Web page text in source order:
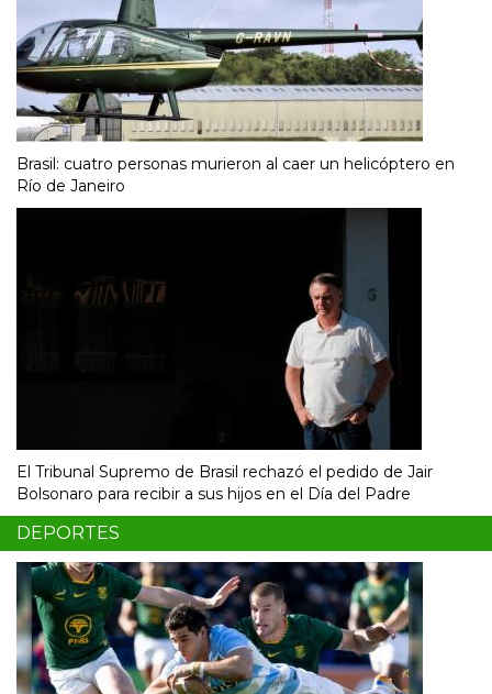
Brasil: cuatro personas murieron al caer un helicóptero en
Río de Janeiro
El Tribunal Supremo de Brasil rechazó el pedido de Jair
Bolsonaro para recibir a sus hijos en el Día del Padre
DEPORTES